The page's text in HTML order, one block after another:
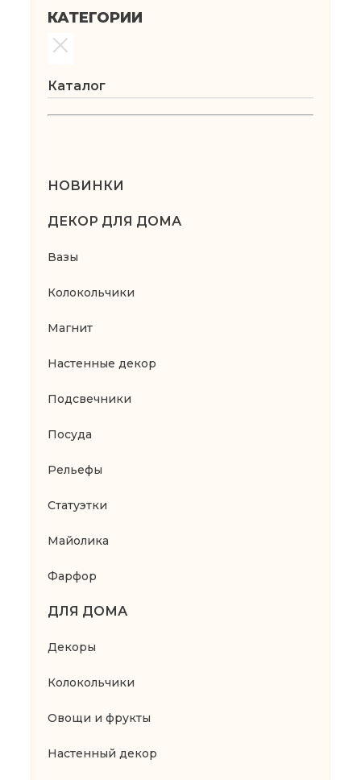
КАТЕГОРИИ
Каталог
НОВИНКИ
ДЕКОР ДЛЯ ДОМА
Вазы
Колокольчики
Магнит
Настенные декор
Подсвечники
Посуда
Рельефы
Статуэтки
Майолика
Фарфор
ДЛЯ ДОМА
Декоры
Колокольчики
Овощи и фрукты
Настенный декор